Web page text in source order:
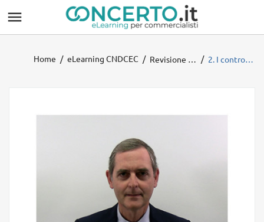

Home eLearning CNDCEC Revisione Enti Locali 2025 - Ministero dell'interno 2. I controlli degli Enti Locali sulle società partecipate